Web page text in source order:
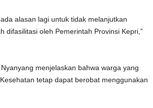
alasan lagi untuk tidak melanjutkan
difasilitasi oleh Pemerintah Provinsi Kepri,”
menjelaskan bahwa warga yang
tetap dapat berobat menggunakan